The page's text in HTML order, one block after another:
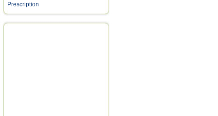
Prescription